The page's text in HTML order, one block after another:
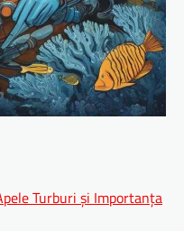
Turburi și Importanța